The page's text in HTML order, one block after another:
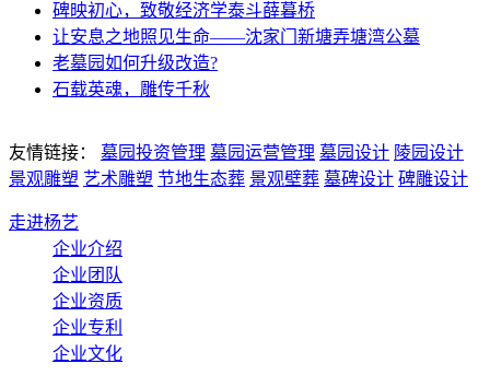
碑映初心，致敬经济学泰斗薛暮桥
让安息之地照见生命——沈家门新塘弄塘湾公墓
老墓园如何升级改造?
石载英魂，雕传千秋
友情链接： 墓园投资管理 墓园运营管理 墓园设计 陵园设计
景观雕塑 艺术雕塑 节地生态葬 景观壁葬 墓碑设计 碑雕设计
走进杨艺
企业介绍
企业团队
企业资质
企业专利
企业文化